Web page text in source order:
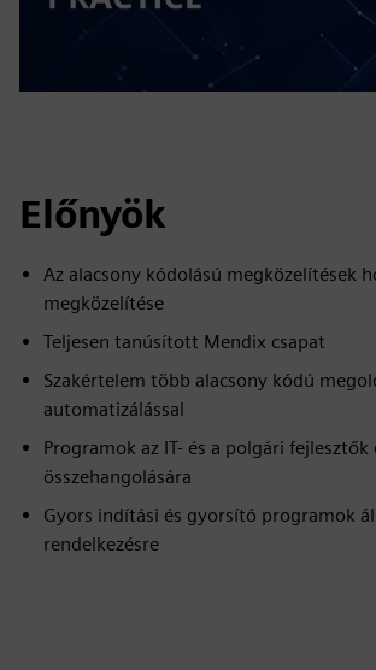
Előnyök
Az alacsony kódolású megközelítések
megközelítése
Teljesen tanúsított Mendix csapat
Szakértelem több alacsony kódú
automatizálással
Programok az IT- és a polgári fejlesztők
összehangolására
Gyors indítási és gyorsító programok
rendelkezésre